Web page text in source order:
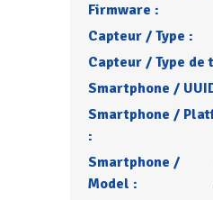
Firmware :
Capteur / Type :
Capteur / Type de
Smartphone /
Smartphone /
:
Smartphone /
Model :